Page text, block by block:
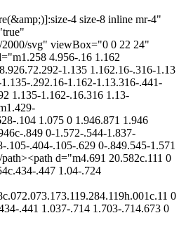
4 size-8 inline mr-4"
svg" viewBox="0 0 22 24"
4.956-.16 1.162
1.135 1.162.16-.316-1.13
.292.16-1.162-1.13.316-.441-
1.135-1.162-.16.316 1.13-
.104 1.075 0 1.946.871 1.946
.849 0-1.572-.544-1.837-
.105-.404-.105-.629 0-.849.545-1.571
d="m4.691 20.582c.111 0
.447 1.04-.724
0
.441 1.037-.714 1.703-.714.673 0